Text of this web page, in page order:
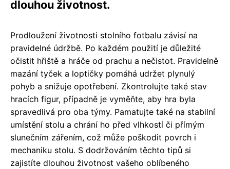
dlouhou životnost.
Prodloužení životnosti stolního fotbalu závisí na
pravidelné údržbě. Po každém použití je důležité
očistit hřiště a hráče od prachu a nečistot. Pravidelně
mazání tyček a loptičky pomáhá udržet plynulý
pohyb a snižuje opotřebení. Zkontrolujte také stav
hracích figur, případně je vyměňte, aby hra byla
spravedlivá pro oba týmy. Pamatujte také na stabilní
umístění stolu a chrání ho před vlhkostí či přímým
slunečním zářením, což může poškodit povrch i
mechaniku stolu. S dodržováním těchto tipů si
zajistíte dlouhou životnost vašeho oblíbeného